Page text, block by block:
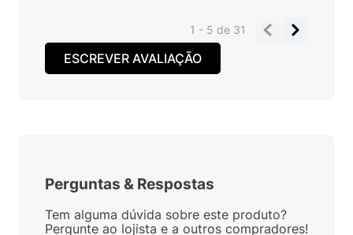
1 - 5de 31
ESCREVER AVALIAÇÃO
Perguntas & Respostas
Tem alguma dúvida sobre este produto?
Pergunte ao lojista e a outros compradores!